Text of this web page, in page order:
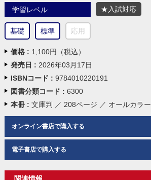
学習レベル
基礎 標準 応用
★入試対応
価格 : 1,100円（税込）
発売日 : 2026年03月17日
ISBNコード : 9784010220191
図書分類コード : 6300
本冊 : 文庫判 ／ 208ページ ／ オールカラー
オンライン書店で購入する
電子書店で購入する
関連情報